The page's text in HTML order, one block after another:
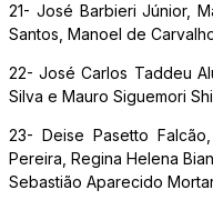
21- José Barbieri Júnior,
Santos, Manoel de
22- José Carlos Taddeu
Silva e Mauro Siguemori
23- Deise Pasetto
Pereira, Regina Helena
Sebastião Aparecido